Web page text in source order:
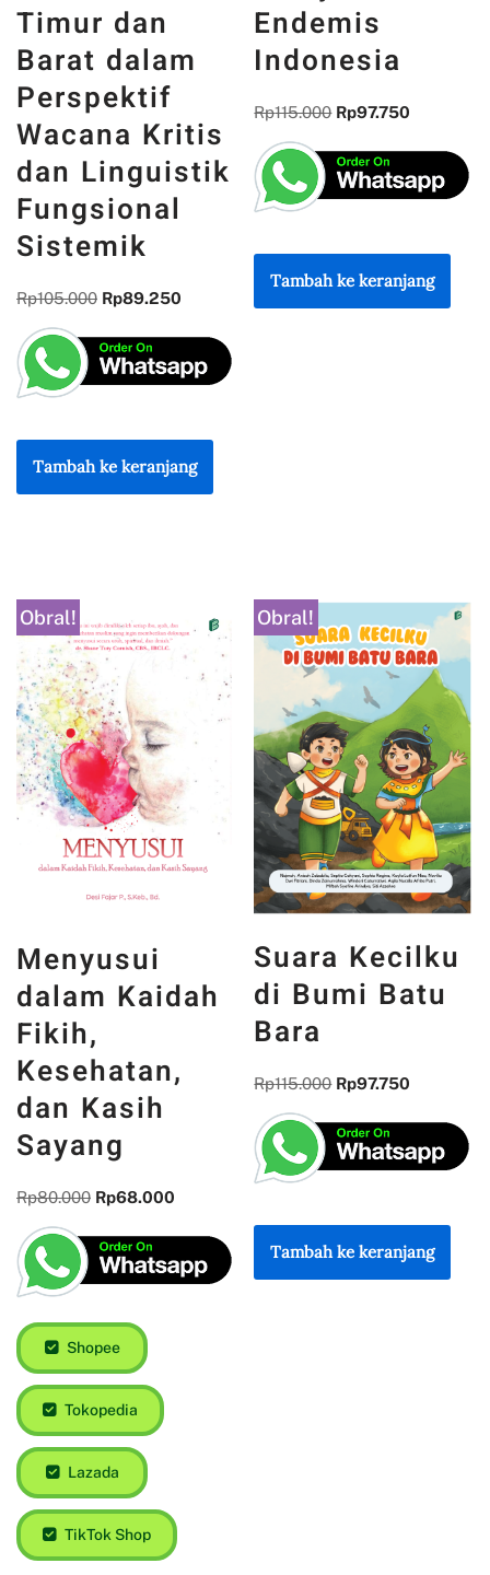
Timur dan
Barat dalam
Perspektif
Wacana Kritis
dan Linguistik
Fungsional
Sistemik
Rp105.000 Rp89.250
Tambah ke keranjang
Endemis
Indonesia
Rp115.000 Rp97.750
Tambah ke keranjang
Obral!
Menyusui
dalam Kaidah
Fikih,
Kesehatan,
dan Kasih
Sayang
Rp80.000 Rp68.000
Shopee
Tokopedia
Lazada
TikTok Shop
Obral!
Suara Kecilku
di Bumi Batu
Bara
Rp115.000 Rp97.750
Tambah ke keranjang